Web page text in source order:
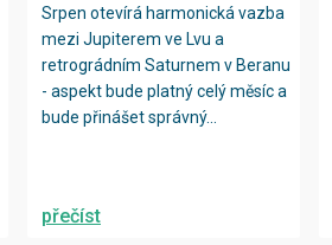
Srpen otevírá harmonická vazba
mezi Jupiterem ve Lvu a
retrográdním Saturnem v Beranu
- aspekt bude platný celý měsíc a
bude přinášet správný...
přečíst